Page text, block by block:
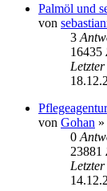
Palmöl und
von
3
16435
von Gohan
0
23881